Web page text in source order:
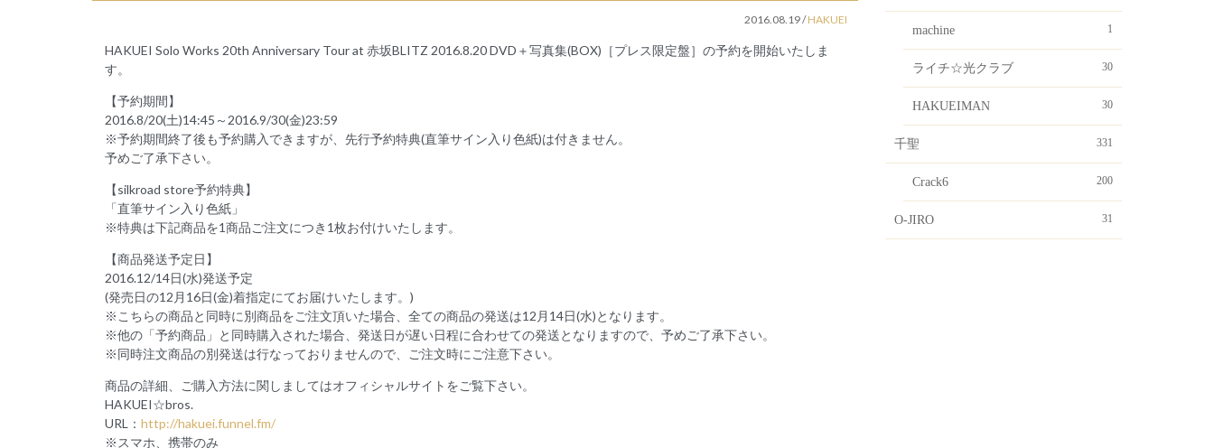
2016.08.19/HAKUEI
HAKUEI Solo Works 20th Anniversary Tour at 赤坂BLITZ 2016.8.20 DVD＋写真集(BOX)［プレス限定盤］の予約を開始いたしま
す。
【予約期間】
2016.8/20(土)14:45～2016.9/30(金)23:59
※予約期間終了後も予約購入できますが、先行予約特典(直筆サイン入り色紙)は付きません。
予めご了承下さい。
【silkroad store予約特典】
「直筆サイン入り色紙」
※特典は下記商品を1商品ご注文につき1枚お付けいたします。
【商品発送予定日】
2016.12/14日(水)発送予定
(発売日の12月16日(金)着指定にてお届けいたします。)
※こちらの商品と同時に別商品をご注文頂いた場合、全ての商品の発送は12月14日(水)となります。
※他の「予約商品」と同時購入された場合、発送日が遅い日程に合わせての発送となりますので、予めご了承下さい。
※同時注文商品の別発送は行なっておりませんので、ご注文時にご注意下さい。
商品の詳細、ご購入方法に関しましてはオフィシャルサイトをご覧下さい。
HAKUEI☆bros.
URL： http://hakuei.funnel.fm/
※スマホ、携帯のみ
machine 1
ライチ☆光クラブ 30
HAKUEIMAN 30
千聖 331
Crack6 200
O-JIRO 31